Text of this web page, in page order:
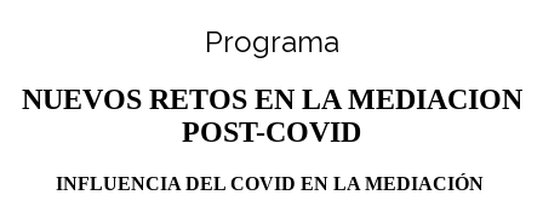
Programa
NUEVOS RETOS EN LA MEDIACION
POST-COVID
INFLUENCIA DEL COVID EN LA MEDIACIÓN